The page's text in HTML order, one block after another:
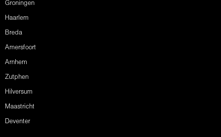
Groningen
Haarlem
Breda
Amersfoort
Arnhem
Zutphen
Hilversum
Maastricht
Deventer